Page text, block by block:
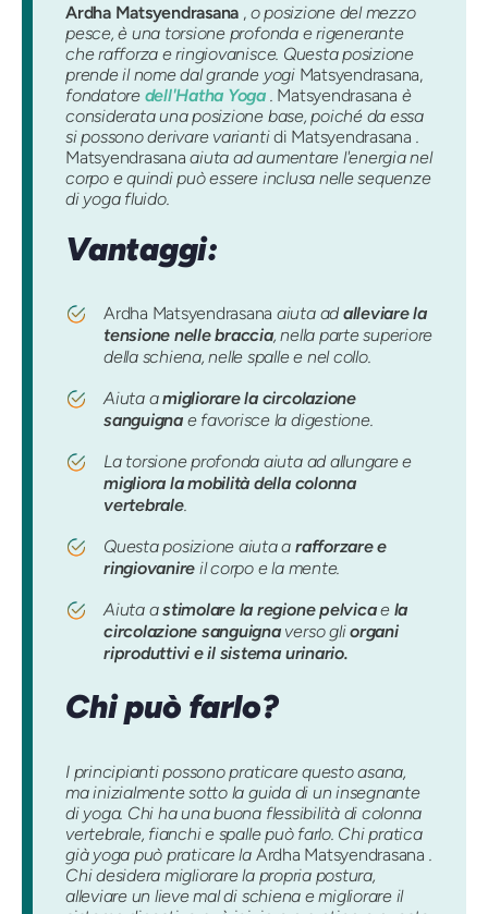
Ardha Matsyendrasana , o posizione del mezzo
pesce, è una torsione profonda e rigenerante
che rafforza e ringiovanisce. Questa posizione
prende il nome dal grande yogi Matsyendrasana,
fondatore dell'Hatha Yoga . Matsyendrasana è
considerata una posizione base, poiché da essa
si possono derivare variantidi Matsyendrasana .
Matsyendrasana aiuta ad aumentare l'energia nel
corpo e quindi può essere inclusa nelle sequenze
di yoga fluido.
Vantaggi:
Ardha Matsyendrasana aiuta adalleviare la
tensione nelle braccia, nella parte superiore
della schiena, nelle spalle e nel collo.
Aiuta amigliorare la circolazione
sanguignae favorisce la digestione.
La torsione profonda aiuta ad allungare e
migliora la mobilità della colonna
vertebrale.
Questa posizione aiuta a rafforzare e
ringiovanire il corpo e la mente.
Aiuta astimolare la regione pelvicae la
circolazione sanguignaverso gliorgani
riproduttivi e il sistema urinario.
Chi può farlo?
I principianti possono praticare questo asana,
ma inizialmente sotto la guida di un insegnante
di yoga. Chi ha una buona flessibilità di colonna
vertebrale, fianchi e spalle può farlo. Chi pratica
già yoga può praticare la Ardha Matsyendrasana
Chi desidera migliorare la propria postura,
alleviare un lieve mal di schiena e migliorare il